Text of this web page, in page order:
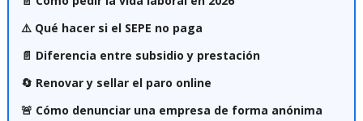
⚠️ Qué hacer si el SEPE no paga
📄 Diferencia entre subsidio y prestación
🔄 Renovar y sellar el paro online
🚨 Cómo denunciar una empresa de forma anónima